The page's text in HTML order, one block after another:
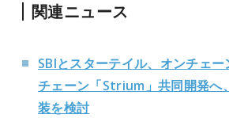
関連ニュース
SBIとスターテイル、オンチェー
チェーン「Strium」共同開発へ
装を検討